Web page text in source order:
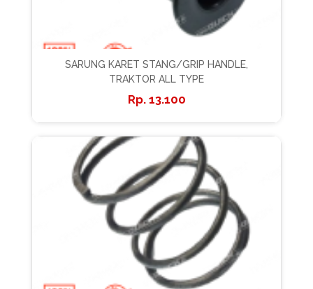
SARUNG KARET STANG/GRIP HANDLE,
TRAKTOR ALL TYPE
13.100